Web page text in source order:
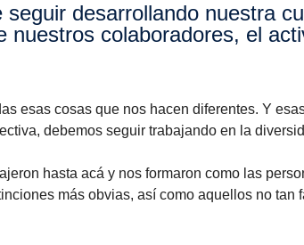
nuestros colaboradores, el
esas cosas que nos hacen diferentes. Y
debemos seguir trabajando en la
hasta acá y nos formaron como las
más obvias, así como aquellos no